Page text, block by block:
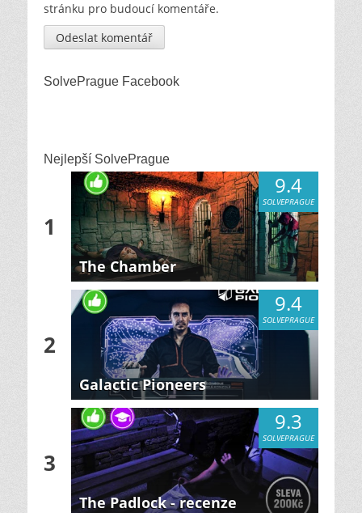
stránku pro budoucí komentáře.
SolvePrague Facebook
Nejlepší SolvePrague
1
9.4
SOLVEPRAGUE
The Chamber
2
9.4
SOLVEPRAGUE
Galactic Pioneers
3
9.3
SOLVEPRAGUE
The Padlock - recenze